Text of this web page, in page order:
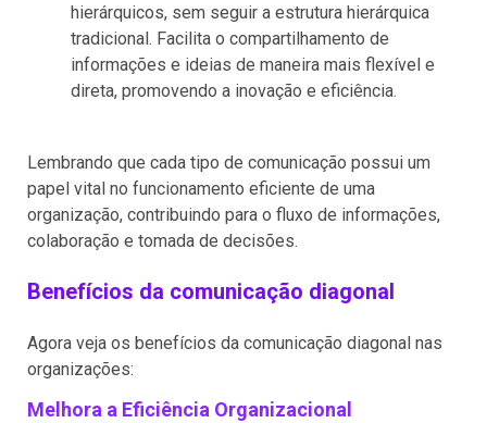
hierárquicos, sem seguir a estrutura hierárquica
tradicional. Facilita o compartilhamento de
informações e ideias de maneira mais flexível e
direta, promovendo a inovação e eficiência.
Lembrando que cada tipo de comunicação possui um
papel vital no funcionamento eficiente de uma
organização, contribuindo para o fluxo de informações,
colaboração e tomada de decisões.
Benefícios da comunicação diagonal
Agora veja os benefícios da comunicação diagonal nas
organizações:
Melhora a Eficiência Organizacional